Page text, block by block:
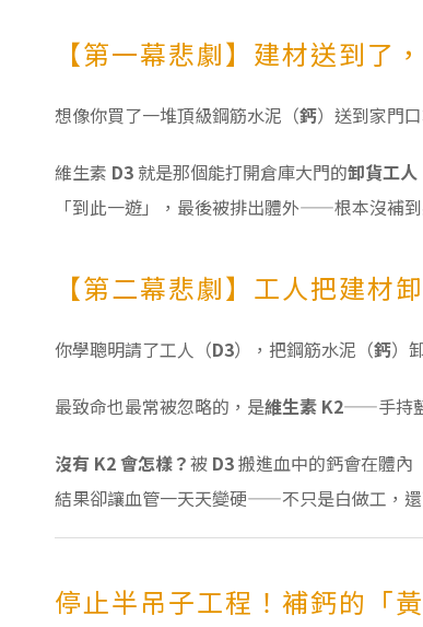
【第一幕悲劇】建材送到
想像你買了一堆頂級鋼筋水泥（鈣）送到家門
維生素 D3 就是那個能打開倉庫大門的卸貨工人
「到此一遊」，最後被排出體外——根本沒補到
【第二幕悲劇】工人把建
你學聰明請了工人（D3），把鋼筋水泥（鈣）
最致命也最常被忽略的，是維生素 K2——手持
沒有 K2 會怎樣？被 D3搬進血中的鈣會在體內
結果卻讓血管一天天變硬——不只是白做工，還
停止半吊子工程！補鈣的「